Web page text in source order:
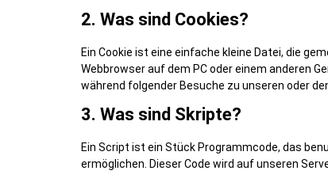
2. Was sind Cookies?
Ein Cookie ist eine einfache kleine Datei, die
Webbrowser auf dem PC oder einem anderen
während folgender Besuche zu unseren oder
3. Was sind Skripte?
Ein Script ist ein Stück Programmcode, das
ermöglichen. Dieser Code wird auf unseren